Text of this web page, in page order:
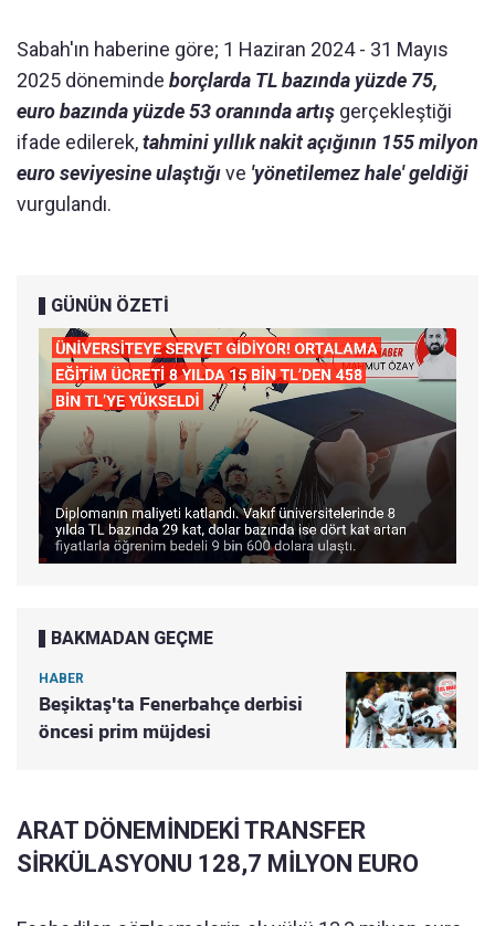
Sabah'ın haberine göre; 1 Haziran 2024 - 31 Mayıs
2025 döneminde borçlarda TL bazında yüzde 75,
euro bazında yüzde 53 oranında artış gerçekleştiği
ifade edilerek,tahmini yıllık nakit açığının 155 milyon
euro seviyesine ulaştığıve 'yönetilemez hale' geldiği
vurgulandı.
GÜNÜN ÖZETİ
BAKMADAN GEÇME
HABER
Beşiktaş'ta Fenerbahçe derbisi
öncesi prim müjdesi
ARAT DÖNEMİNDEKİ TRANSFER
SİRKÜLASYONU 128,7 MİLYON EURO